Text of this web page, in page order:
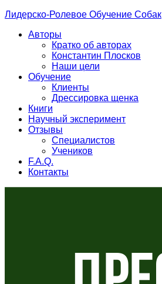
Лидерско-Ролевое Обучение Собак
Авторы
Кратко об авторах
Константин Плосков
Наши цели
Обучение
Клиенты
Дрессировка щенка
Книги
Научный эксперимент
Отзывы
Специалистов
Учеников
F.A.Q.
Контакты